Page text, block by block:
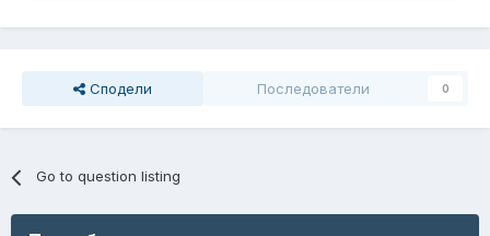
Сподели Последователи 0
Go to question listing